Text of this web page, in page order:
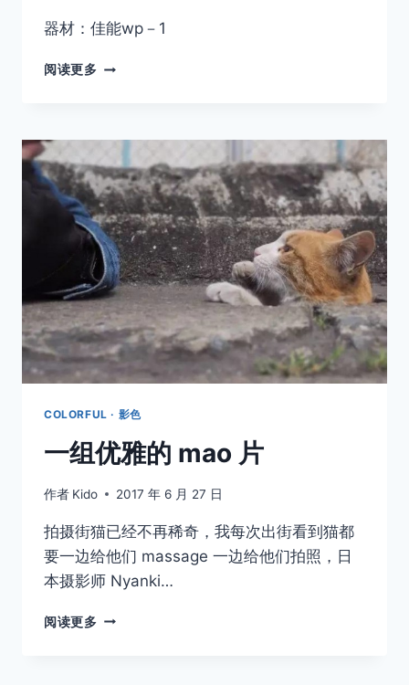
器材：佳能wp－1
阅读更多 [18981]
COLORFUL · 影色
一组优雅的 mao 片
作者 Kido 2017 年 6 月 27 日
拍摄街猫已经不再稀奇，我每次出街看到猫都
要一边给他们 massage 一边给他们拍照，日
本摄影师 Nyanki…
阅读更多 一